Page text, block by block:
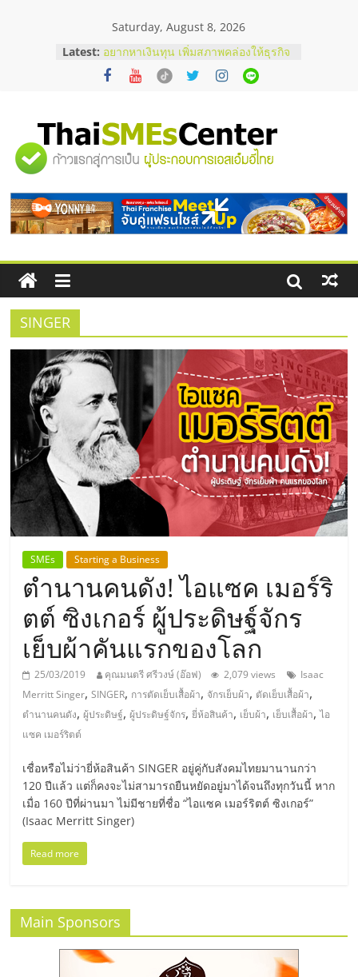
Saturday, August 8, 2026
Latest:
บริษัท Cybersecurity ในไทยที่ไหนดี?
วิธีเลือกผู้ให้บริการให้คุ้มค่าและตอบ
โจทย์ธุรกิจ
อยากหาเงินทุน เพิ่มสภาพคล่องให้ธุรกิจ
บริการน้ำมัน Shell
สัมมนาลงทุน แฟรนไชส์ยอนนี่
ThaiFranchise Meet Up จับคู่แฟรน
ร้านเครื่องเสียงคุณภาพสูง พร้อม
โซลูชันระบบภาพและเสียง
"ศูนย์
รวม
ข้อมูล
ธุรกิจ
SME
แห่ง
ประเทศไทย,
ThaiSMEsCenter,
รวม
ธุรกิจ
เอ
ส
เอ็
มอี
ไทย,
SMEs,
แฟ
รน
ไชส์,
SINGER
SMEs Starting a Business
ตำนานคนดัง! ไอแซค เมอร์ริ
ตต์ ซิงเกอร์ ผู้ประดิษฐ์จักร
เย็บผ้าคันแรกของโลก
25/03/2019 คุณมนตรี ศรีวงษ์ (อ๊อฟ) 2,079 views
Isaac
Merritt Singer,SINGER, การตัดเย็บเสื้อผ้า, จักรเย็บผ้า, ตัดเย็บเสื้อผ้า,
ตำนานคนดัง,ผู้ประดิษฐ์,ผู้ประดิษฐ์จักร,ยี่ห้อสินค้า, เย็บผ้า, เย็บเสื้อผ้า,ไอ
แซค เมอร์ริตต์
เชื่อหรือไม่ว่ายี่ห้อสินค้า SINGER อยู่คู่กับสังคมไทยมานานกว่า
120 ปีแล้ว แต่ก็คงจะไม่สามารถยืนหยัดอยู่มาได้จนถึงทุกวันนี้ หาก
เมื่อ 160 ปีที่ผ่านมา ไม่มีชายที่ชื่อ “ไอแซค เมอร์ริตต์ ซิงเกอร์”
(Isaac Merritt Singer)
Read more
Main Sponsors